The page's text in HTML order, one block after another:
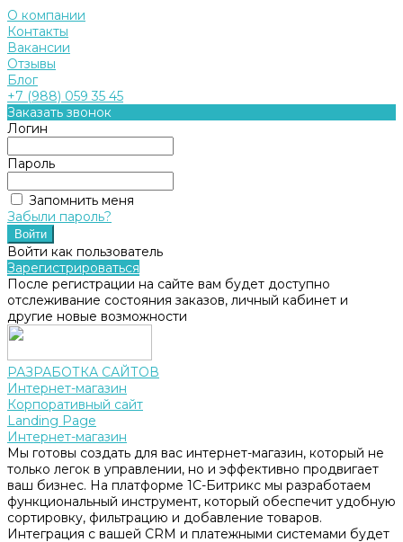
О компании
Контакты
Вакансии
Отзывы
Блог
+7 (988) 059 35 45
Заказать звонок
Логин
Пароль
Запомнить меня
Забыли пароль?
Войти как пользователь
Зарегистрироваться
После регистрации на сайте вам будет доступно
отслеживание состояния заказов, личный кабинет и
другие новые возможности
РАЗРАБОТКА САЙТОВ
Интернет-магазин
Корпоративный сайт
Landing Page
Интернет-магазин
Мы готовы создать для вас интернет-магазин, который не
только легок в управлении, но и эффективно продвигает
ваш бизнес. На платформе 1С-Битрикс мы разработаем
функциональный инструмент, который обеспечит удобную
сортировку, фильтрацию и добавление товаров.
Интеграция с вашей CRM и платежными системами будет